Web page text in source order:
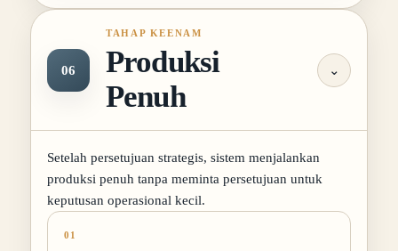
06
TAHAP KEENAM
Produksi
Penuh
⌄
Setelah persetujuan strategis, sistem menjalankan
produksi penuh tanpa meminta persetujuan untuk
keputusan operasional kecil.
01